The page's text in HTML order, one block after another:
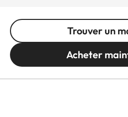
Trouver un
Acheter